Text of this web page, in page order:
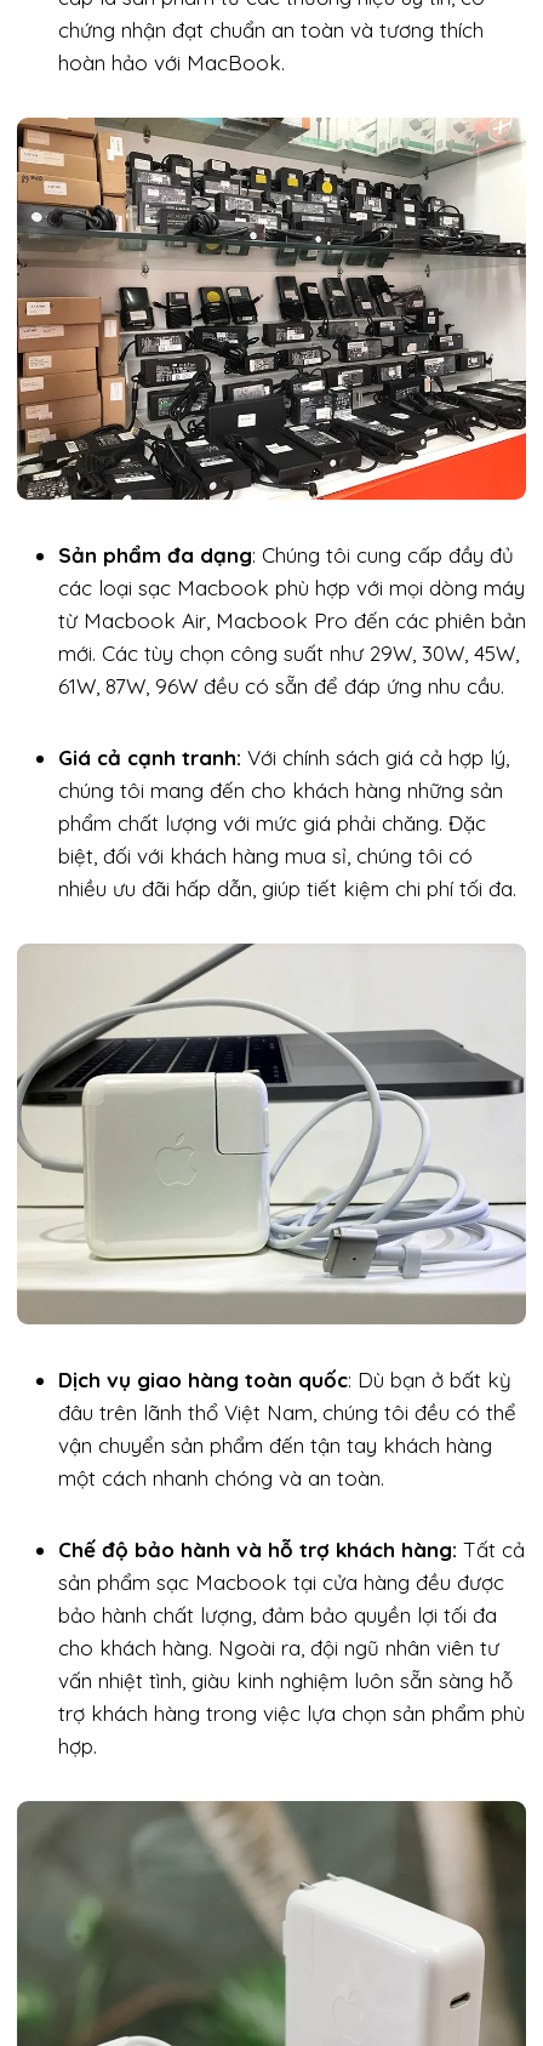
chứng nhận đạt chuẩn an toàn và tương thích
hoàn hảo với MacBook.
Sản phẩm đa dạng: Chúng tôi cung cấp đầy đủ
các loại sạc Macbook phù hợp với mọi dòng máy
từ Macbook Air, Macbook Pro đến các phiên bản
mới. Các tùy chọn công suất như 29W, 30W, 45W,
61W, 87W, 96W đều có sẵn để đáp ứng nhu cầu.
Giá cả cạnh tranh: Với chính sách giá cả hợp lý,
chúng tôi mang đến cho khách hàng những sản
phẩm chất lượng với mức giá phải chăng. Đặc
biệt, đối với khách hàng mua sỉ, chúng tôi có
nhiều ưu đãi hấp dẫn, giúp tiết kiệm chi phí tối đa.
Dịch vụ giao hàng toàn quốc: Dù bạn ở bất kỳ
đâu trên lãnh thổ Việt Nam, chúng tôi đều có thể
vận chuyển sản phẩm đến tận tay khách hàng
một cách nhanh chóng và an toàn.
Chế độ bảo hành và hỗ trợ khách hàng: Tất cả
sản phẩm sạc Macbook tại cửa hàng đều được
bảo hành chất lượng, đảm bảo quyền lợi tối đa
cho khách hàng. Ngoài ra, đội ngũ nhân viên tư
vấn nhiệt tình, giàu kinh nghiệm luôn sẵn sàng hỗ
trợ khách hàng trong việc lựa chọn sản phẩm phù
hợp.